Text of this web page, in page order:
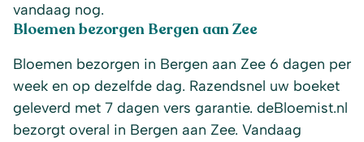
vandaag nog.
Bloemen bezorgen Bergen aan Zee
Bloemen bezorgen in Bergen aan Zee 6 dagen per
week en op dezelfde dag. Razendsnel uw boeket
geleverd met 7 dagen vers garantie. deBloemist.nl
bezorgt overal in Bergen aan Zee. Vandaag